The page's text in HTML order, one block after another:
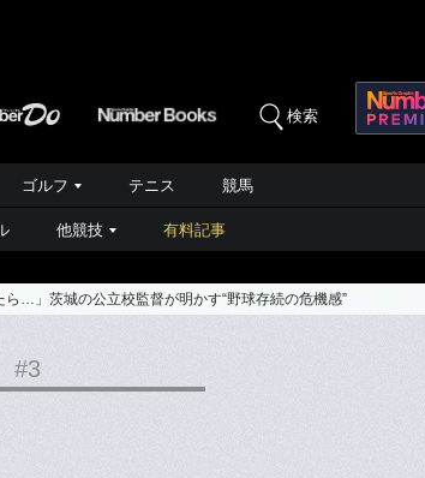
検索
ゴルフ テニス 競馬
他競技 有料記事
ら…」茨城の公立校監督が明かす“野球存続の危機感”
#3